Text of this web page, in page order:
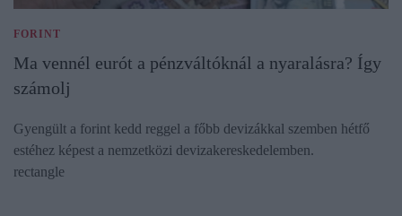
FORINT
Ma vennél eurót a pénzváltóknál a nyaralásra? Így
számolj
Gyengült a forint kedd reggel a főbb devizákkal szemben hétfő
estéhez képest a nemzetközi devizakereskedelemben.
rectangle